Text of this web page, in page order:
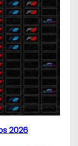
2026